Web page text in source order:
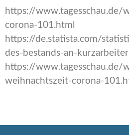
https://www.tagesschau.de/
corona-101.html
https://de.statista.com/
des-bestands-an-
https://www.tagesschau.de/
weihnachtszeit-corona-